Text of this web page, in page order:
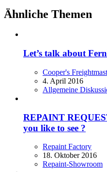
Ähnliche Themen
Let’s talk about
Cooper's
4. April 2016
Allgemeine
REPAINT
you like to see ?
Repaint Factory
18. Oktober 2016
Repaint-Showroom